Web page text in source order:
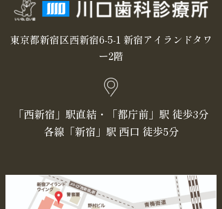
東京都新宿区西新宿6-5-1 新宿アイランドタワ
ー2階
「⻄新宿」駅直結・「都庁前」駅 徒歩3分
各線「新宿」駅 ⻄⼝ 徒歩5分